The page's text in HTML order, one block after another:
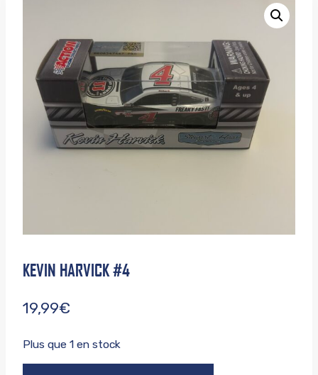
KEVIN HARVICK #4
19,99€
Plus que 1 en stock